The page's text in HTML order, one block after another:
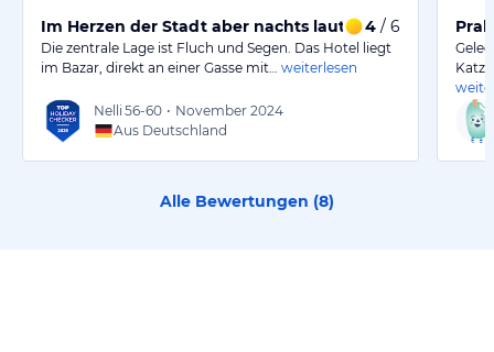
Im Herzen der Stadt aber nachts laut 4 / 6
Die zentrale Lage ist Fluch und Segen. Das Hotel liegt
im Bazar, direkt an einer Gasse mit…
weiterlesen
Nelli 56-60 • November 2024
Aus Deutschland
Alle Bewertungen (8)